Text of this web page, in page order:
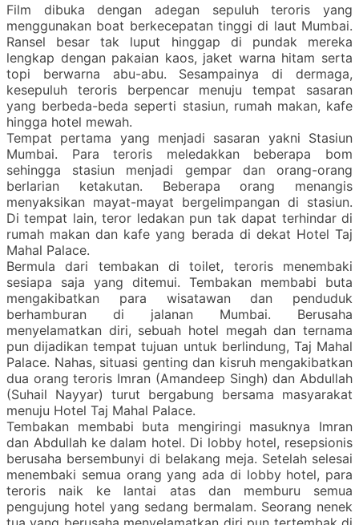
Film dibuka dengan adegan sepuluh teroris yang
menggunakan boat berkecepatan tinggi di laut Mumbai.
Ransel besar tak luput hinggap di pundak mereka
lengkap dengan pakaian kaos, jaket warna hitam serta
topi berwarna abu-abu. Sesampainya di dermaga,
kesepuluh teroris berpencar menuju tempat sasaran
yang berbeda-beda seperti stasiun, rumah makan, kafe
hingga hotel mewah.
Tempat pertama yang menjadi sasaran yakni Stasiun
Mumbai. Para teroris meledakkan beberapa bom
sehingga stasiun menjadi gempar dan orang-orang
berlarian ketakutan. Beberapa orang menangis
menyaksikan mayat-mayat bergelimpangan di stasiun.
Di tempat lain, teror ledakan pun tak dapat terhindar di
rumah makan dan kafe yang berada di dekat Hotel Taj
Mahal Palace.
Bermula dari tembakan di toilet, teroris menembaki
sesiapa saja yang ditemui. Tembakan membabi buta
mengakibatkan para wisatawan dan penduduk
berhamburan di jalanan Mumbai. Berusaha
menyelamatkan diri, sebuah hotel megah dan ternama
pun dijadikan tempat tujuan untuk berlindung, Taj Mahal
Palace. Nahas, situasi genting dan kisruh mengakibatkan
dua orang teroris Imran (Amandeep Singh) dan Abdullah
(Suhail Nayyar) turut bergabung bersama masyarakat
menuju Hotel Taj Mahal Palace.
Tembakan membabi buta mengiringi masuknya Imran
dan Abdullah ke dalam hotel. Di lobby hotel, resepsionis
berusaha bersembunyi di belakang meja. Setelah selesai
menembaki semua orang yang ada di lobby hotel, para
teroris naik ke lantai atas dan memburu semua
pengujung hotel yang sedang bermalam. Seorang nenek